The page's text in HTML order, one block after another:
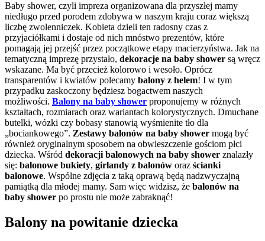
Baby shower, czyli impreza organizowana dla przyszłej mamy
niedługo przed porodem zdobywa w naszym kraju coraz większą
liczbę zwolenniczek. Kobieta dzieli ten radosny czas z
przyjaciółkami i dostaje od nich mnóstwo prezentów, które
pomagają jej przejść przez początkowe etapy macierzyństwa. Jak na
tematyczną imprezę przystało, dekoracje na baby shower są wręcz
wskazane. Ma być przecież kolorowo i wesoło. Oprócz
transparentów i kwiatów polecamy balony z helem! I w tym
przypadku zaskoczony będziesz bogactwem naszych
możliwości. Balony na baby shower proponujemy w różnych
kształtach, rozmiarach oraz wariantach kolorystycznych. Dmuchane
butelki, wózki czy bobasy stanowią wyśmienite tło dla
„bociankowego”. Zestawy balonów na baby shower mogą być
również oryginalnym sposobem na obwieszczenie gościom płci
dziecka. Wśród dekoracji balonowych na baby shower znalazły
się: balonowe bukiety, girlandy z balonów oraz ścianki
balonowe. Wspólne zdjęcia z taką oprawą będą nadzwyczajną
pamiątką dla młodej mamy. Sam więc widzisz, że balonów na
baby shower po prostu nie może zabraknąć!
Balony na powitanie dziecka